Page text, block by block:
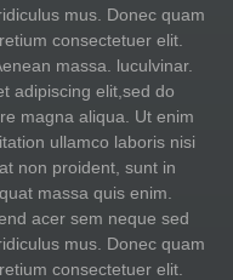
mus. Donec quam
consectetuer elit.
massa. luculvinar.
adipiscing elit,sed do
magna aliqua. Ut enim
ullamco laboris nisi
non proident, sunt in
massa quis enim.
acer sem neque sed
mus. Donec quam
consectetuer elit.